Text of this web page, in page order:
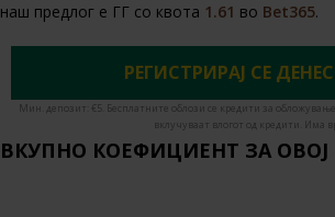
наш предлог е ГГ со квота 1.61 во Bet365.
РЕГИСТРИРАЈ СЕ
Мин. депозит: €5. Бесплатните облози се кредити за
вклучуваат влогот од кредити.
ВКУПНО КОЕФИЦИЕНТ ЗА ОВОЈ